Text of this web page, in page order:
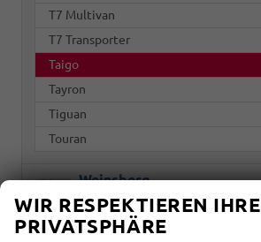
T7 Multivan
T7 Transporter
Taigo
Tayron
Tiguan
Touran
Weinsberg
WIR RESPEKTIEREN IHRE
PRIVATSPHÄRE